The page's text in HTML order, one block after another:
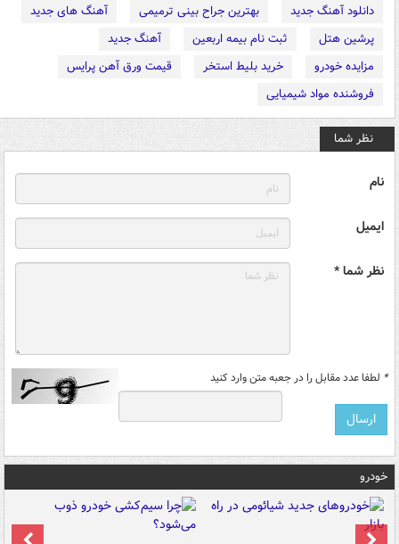
دانلود آهنگ جدید
بهترین جراح بینی ترمیمی
آهنگ های جدید
پرشین هتل
ثبت نام بیمه اربعین
آهنگ جدید
مزایده خودرو
خرید بلیط استخر
قیمت ورق آهن پرایس
فروشنده مواد شیمیایی
نظر شما
نام
ایمیل
نظر شما *
* لطفا عدد مقابل را در جعبه متن وارد کنید
خودرو